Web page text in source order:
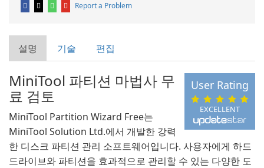
Report a Problem
설명 기술 편집
EXCELLENT
User Rating
MiniTool 파티션 마법사 무
료 검토
MiniTool Partition Wizard Free는
MiniTool Solution Ltd.에서 개발한 강력
한 디스크 파티션 관리 소프트웨어입니다. 사용자에게 하드
드라이브와 파티션을 효과적으로 관리할 수 있는 다양한 도